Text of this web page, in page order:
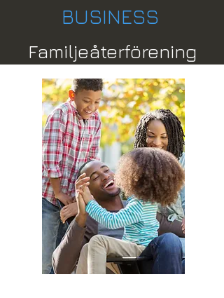
BUSINESS
Familjeåterförening